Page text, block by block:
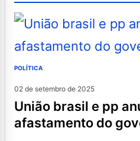
POLÍTICA
02 de setembro de 2025
união brasil e pp anunciam
afastamento do